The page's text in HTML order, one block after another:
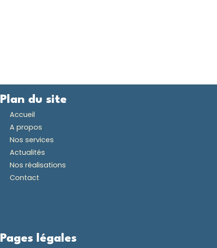
Plan du site
Accueil
A propos
Nos services
Actualités
Nos réalisations
Contact
Pages légales